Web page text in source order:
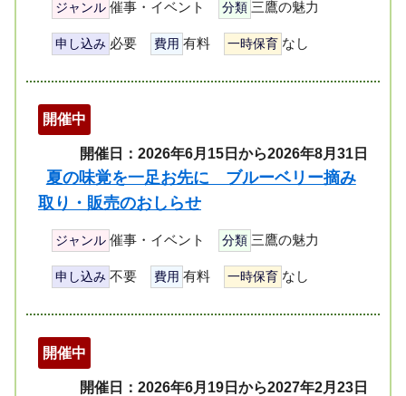
ジャンル 催事・イベント 分類 三鷹の魅力
申し込み 必要 費用 有料 一時保育 なし
開催中
開催日：2026年6月15日から2026年8月31日
夏の味覚を一足お先に ブルーベリー摘み
取り・販売のおしらせ
ジャンル 催事・イベント 分類 三鷹の魅力
申し込み 不要 費用 有料 一時保育 なし
開催中
開催日：2026年6月19日から2027年2月23日